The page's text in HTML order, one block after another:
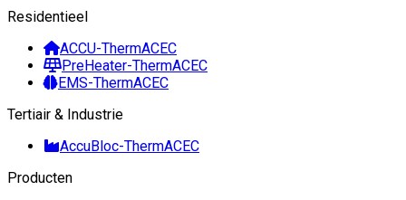
Residentieel
ACCU-ThermACEC
PreHeater-ThermACEC
EMS-ThermACEC
Tertiair & Industrie
AccuBloc-ThermACEC
Producten